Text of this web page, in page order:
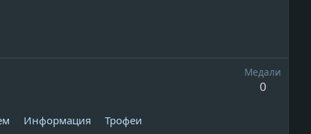
Медали
0
Информация Трофеи